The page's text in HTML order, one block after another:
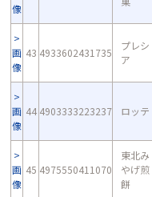
像
画
像
43 4933602431735
プレシ
ア
画
像
44 4903333223237 ロッテ
画
像
45 4975550411070
東北み
やげ煎
餅